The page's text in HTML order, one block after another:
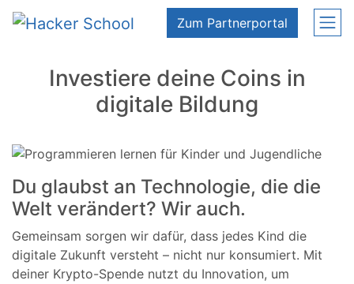
Zum Inhalt springen
Zum Partnerportal
Investiere deine Coins in
digitale Bildung
Du glaubst an Technologie, die die
Welt verändert? Wir auch.
Gemeinsam sorgen wir dafür, dass jedes Kind die
digitale Zukunft versteht – nicht nur konsumiert. Mit
deiner Krypto-Spende nutzt du Innovation, um